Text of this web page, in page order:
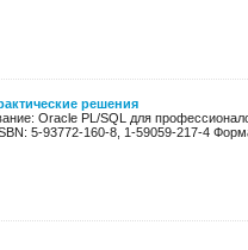
решения
Oracle PL/SQL для
5-93772-160-8, 1-59059-217-4